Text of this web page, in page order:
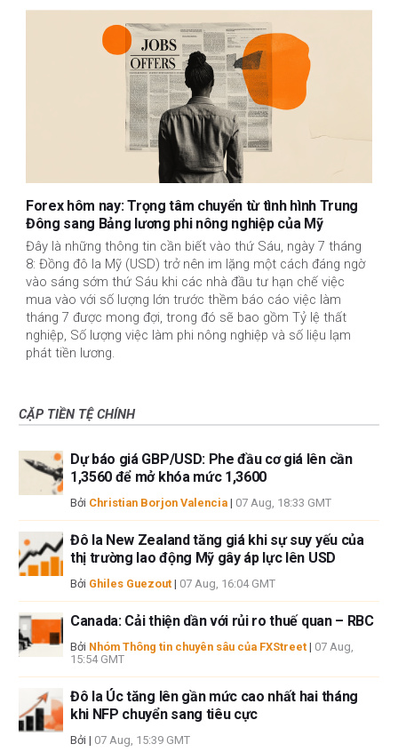
Forex hôm nay: Trọng tâm chuyển từ tình hình Trung
Đông sang Bảng lương phi nông nghiệp của Mỹ
Đây là những thông tin cần biết vào thứ Sáu, ngày 7 tháng
8: Đồng đô la Mỹ (USD) trở nên im lặng một cách đáng ngờ
vào sáng sớm thứ Sáu khi các nhà đầu tư hạn chế việc
mua vào với số lượng lớn trước thềm báo cáo việc làm
tháng 7 được mong đợi, trong đó sẽ bao gồm Tỷ lệ thất
nghiệp, Số lượng việc làm phi nông nghiệp và số liệu lạm
phát tiền lương.
CẶP TIỀN TỆ CHÍNH
Dự báo giá GBP/USD: Phe đầu cơ giá lên cần
1,3560 để mở khóa mức 1,3600
Bởi Christian Borjon Valencia | 07 Aug, 18:33 GMT
Đô la New Zealand tăng giá khi sự suy yếu của
thị trường lao động Mỹ gây áp lực lên USD
Bởi Ghiles Guezout | 07 Aug, 16:04 GMT
Canada: Cải thiện dần với rủi ro thuế quan – RBC
Bởi Nhóm Thông tin chuyên sâu của FXStreet | 07 Aug,
15:54 GMT
Đô la Úc tăng lên gần mức cao nhất hai tháng
khi NFP chuyển sang tiêu cực
Bởi | 07 Aug, 15:39 GMT